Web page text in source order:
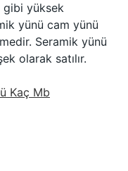
gibi yüksek
yünü cam yünü
Seramik yünü
olarak satılır.
Kaç Mb